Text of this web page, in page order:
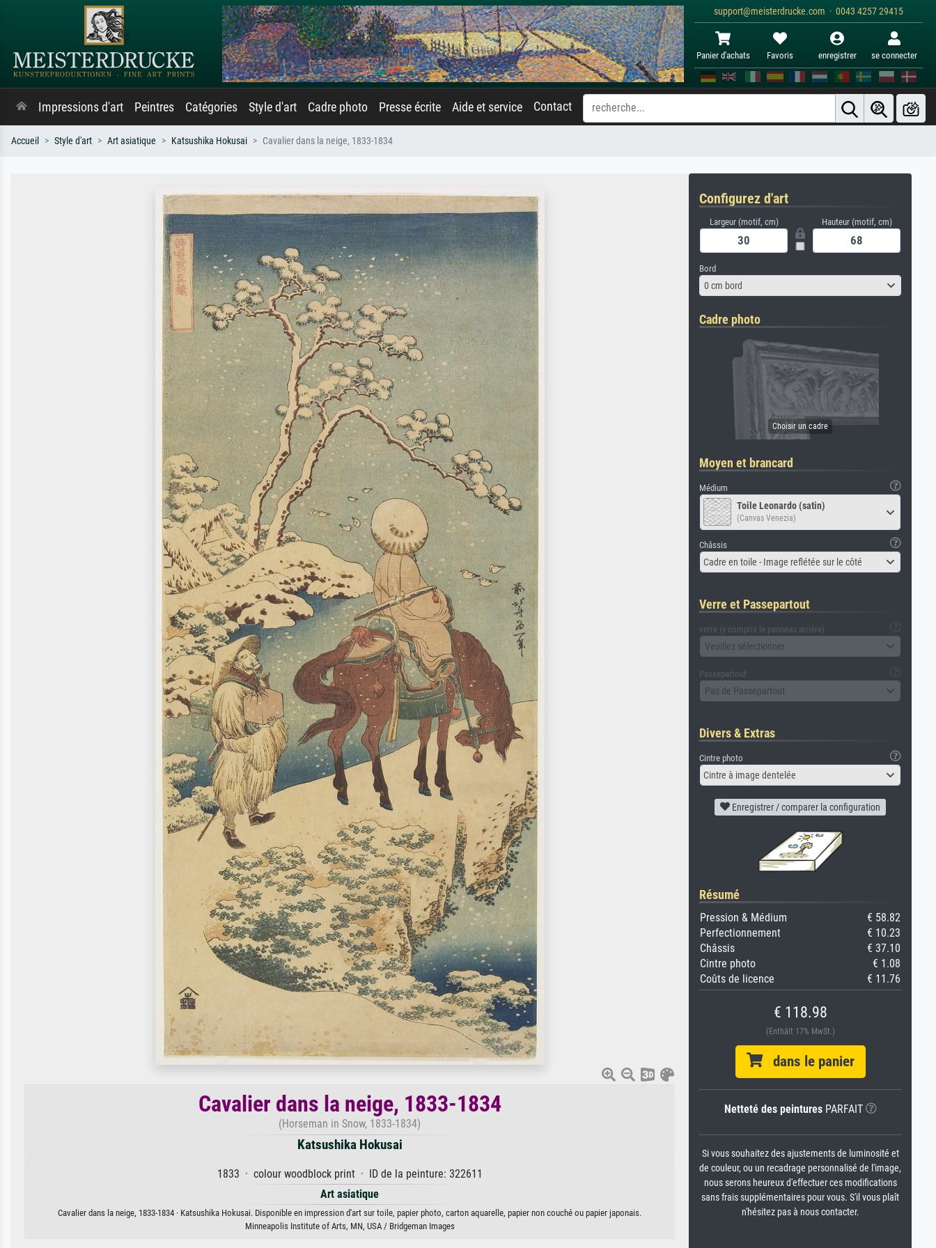
support@meisterdrucke.com · 0043 4257 29415
Panier d'achats Favoris enregistrer se connecter
Impressions d'art Peintres Catégories Style d'art Cadre photo Presse écrite Aide et service Contact
Accueil Style d'art Art asiatique Katsushika Hokusai Cavalier dans la neige, 1833-1834
Cavalier dans la neige, 1833-1834
(Horseman in Snow, 1833-1834)
Katsushika Hokusai
1833 · colour woodblock print · ID de la peinture: 322611
Art asiatique
Cavalier dans la neige, 1833-1834 · Katsushika Hokusai. Disponible en impression d'art sur toile, papier photo, carton aquarelle, papier non couché ou papier japonais.
Minneapolis Institute of Arts, MN, USA / Bridgeman Images
Configurez d'art
Largeur (motif, cm) Hauteur (motif, cm)
Bord
0 cm bord
Cadre photo
Moyen et brancard
Médium
Toile Leonardo (satin)
(Canvas Venezia)
Châssis
Cadre en toile - Image reflétée sur le côté
Verre et Passepartout
verre (y compris le panneau arrière)
Veuillez sélectionner
Passepartout
Pas de Passepartout
Divers & Extras
Cintre photo
Cintre à image dentelée
Enregistrer / comparer la configuration
Résumé
Pression & Médium
€ 58.82
Perfectionnement
€ 10.23
Châssis
€ 37.10
Cintre photo
€ 1.08
Coûts de licence
€ 11.76
€ 118.98
(Enthält 17% MwSt.)
dans le panier
Netteté des peinturesPARFAIT
Si vous souhaitez des ajustements de luminosité et
de couleur, ou un recadrage personnalisé de l'image,
nous serons heureux d'effectuer ces modifications
sans frais supplémentaires pour vous. S'il vous plaît
n'hésitez pas à nous contacter.